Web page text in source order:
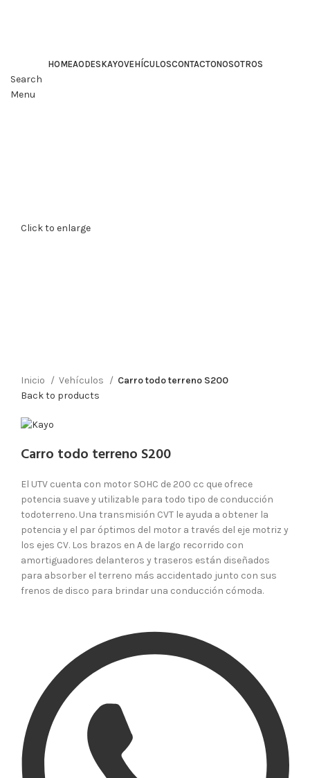
HOMEAODESKAYOVEHÍCULOSCONTACTONOSOTROS
Search
Menu
Click to enlarge
Inicio Vehículos
Carro todo terreno S200
Back to products
Carro todo terreno S200
El UTV cuenta con motor SOHC de 200 cc que ofrece
potencia suave y utilizable para todo tipo de conducción
todoterreno. Una transmisión CVT le ayuda a obtener la
potencia y el par óptimos del motor a través del eje motriz y
los ejes CV. Los brazos en A de largo recorrido con
amortiguadores delanteros y traseros están diseñados
para absorber el terreno más accidentado junto con sus
frenos de disco para brindar una conducción cómoda.